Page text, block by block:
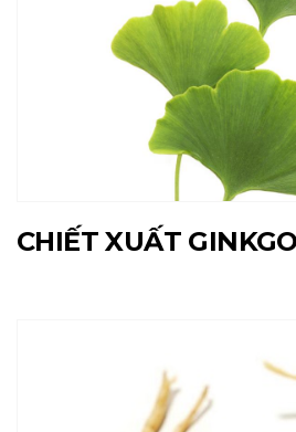
CHIẾT XUẤT